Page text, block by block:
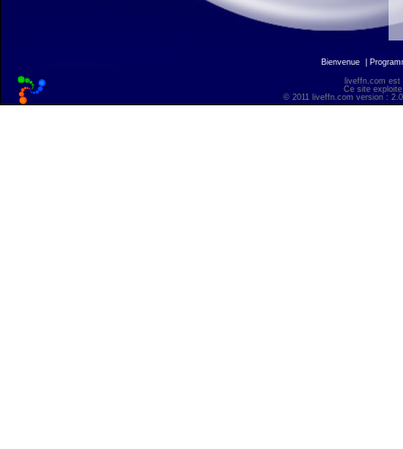
Bienvenue
liveffn.com est
Ce site
© 2011 liveffn.com version :